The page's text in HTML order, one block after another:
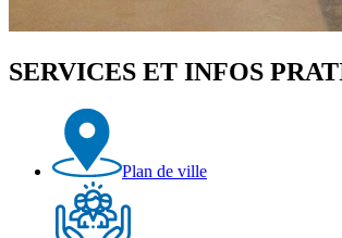
SERVICES ET INFOS
Plan de ville